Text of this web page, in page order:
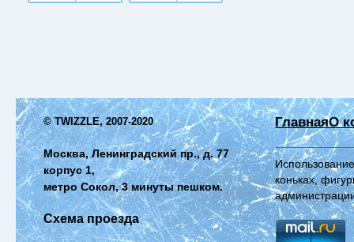
© TWIZZLE, 2007-2020
Москва, Ленинградский пр., д. 77
корпус 1,
метро Сокол, 3 минуты пешком.
Схема проезда
ГлавнаяО
коньках,